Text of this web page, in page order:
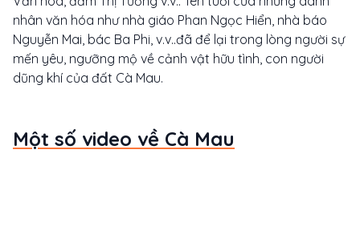
nhân văn hóa như nhà giáo Phan Ngọc Hiển, nhà báo
Nguyễn Mai, bác Ba Phi, v.v..đã để lại trong lòng người sự
mến yêu, ngưỡng mộ về cảnh vật hữu tình, con người
dũng khí của đất Cà Mau.
Một số video về Cà Mau